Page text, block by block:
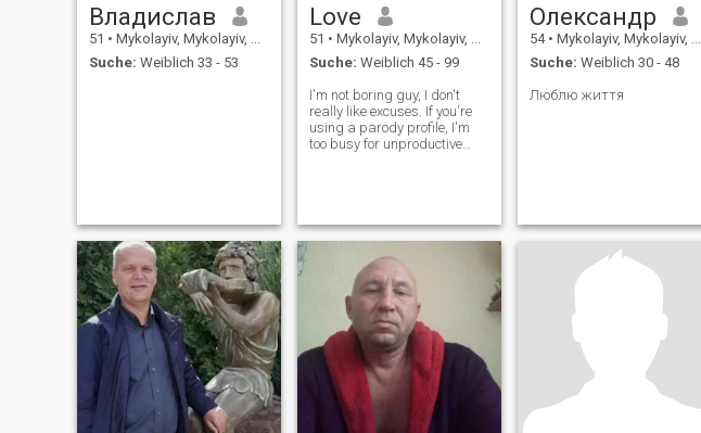
Владислав
51 • Mykolayiv, Mykolayiv, Ukraine
Suche: Weiblich 33 - 53
Love
51 • Mykolayiv, Mykolayiv, Ukraine
Suche: Weiblich 45 - 99
I'm not boring guy, I don't
really like excuses. If you're
using a parody profile, I'm
too busy for unproductive
interest in a strong
Олександр
54 • Mykolayiv, Mykolayiv, Ukraine
Suche: Weiblich 30 - 48
Люблю життя